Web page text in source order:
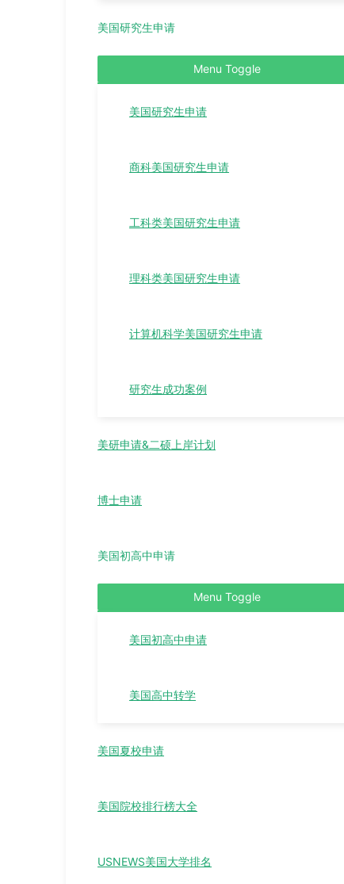
美国研究生申请
Menu Toggle
美国研究生申请
商科美国研究生申请
工科类美国研究生申请
理科类美国研究生申请
计算机科学美国研究生申请
研究生成功案例
美研申请&二硕上岸计划
博士申请
美国初高中申请
Menu Toggle
美国初高中申请
美国高中转学
美国夏校申请
美国院校排行榜大全
USNEWS美国大学排名